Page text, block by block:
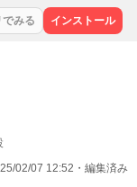
でみる インストール
02/07 12:52・編集済み